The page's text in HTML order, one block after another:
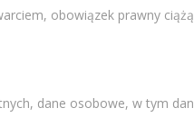
obowiązek prawny
dane osobowe, w tym